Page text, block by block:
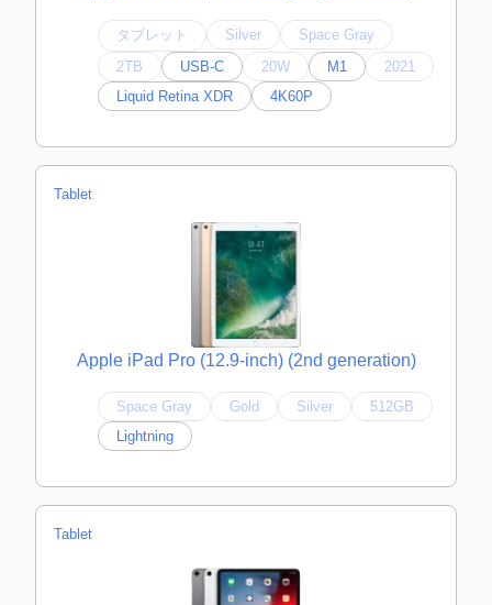
タブレット Silver
Space Gray
2TB
USB-C 20W M1
2021
Liquid Retina XDR
4K60P
Tablet
Apple iPad Pro (12.9-inch) (2nd generation)
Space Gray Gold Silver
512GB
Lightning
Tablet